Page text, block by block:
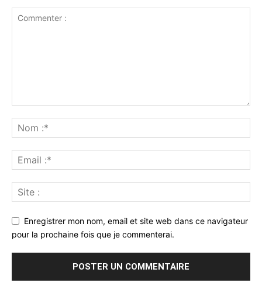
Enregistrer mon nom, email et site web dans ce navigateur
pour la prochaine fois que je commenterai.